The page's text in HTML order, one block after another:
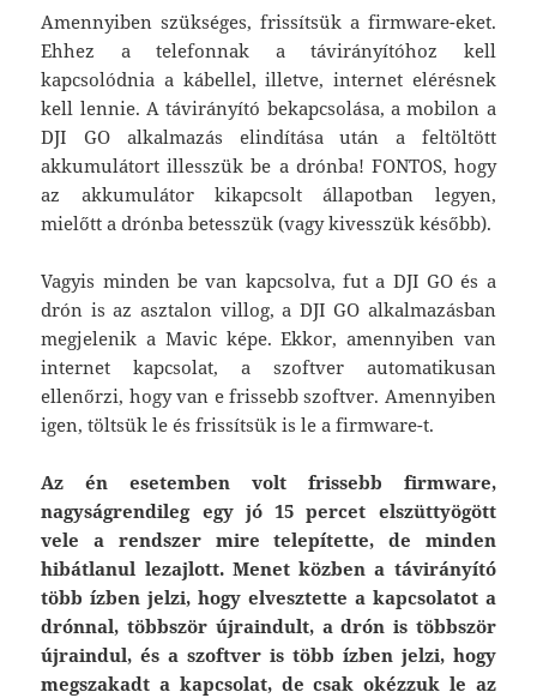
Amennyiben szükséges, frissítsük a firmware-eket.
Ehhez a telefonnak a távirányítóhoz kell
kapcsolódnia a kábellel, illetve, internet elérésnek
kell lennie. A távirányító bekapcsolása, a mobilon a
DJI GO alkalmazás elindítása után a feltöltött
akkumulátort illesszük be a drónba! FONTOS, hogy
az akkumulátor kikapcsolt állapotban legyen,
mielőtt a drónba betesszük (vagy kivesszük később).
Vagyis minden be van kapcsolva, fut a DJI GO és a
drón is az asztalon villog, a DJI GO alkalmazásban
megjelenik a Mavic képe. Ekkor, amennyiben van
internet kapcsolat, a szoftver automatikusan
ellenőrzi, hogy van e frissebb szoftver. Amennyiben
igen, töltsük le és frissítsük is le a firmware-t.
Az én esetemben volt frissebb firmware,
nagyságrendileg egy jó 15 percet elszüttyögött
vele a rendszer mire telepítette, de minden
hibátlanul lezajlott. Menet közben a távirányító
több ízben jelzi, hogy elvesztette a kapcsolatot a
drónnal, többször újraindult, a drón is többször
újraindul, és a szoftver is több ízben jelzi, hogy
megszakadt a kapcsolat, de csak okézzuk le az